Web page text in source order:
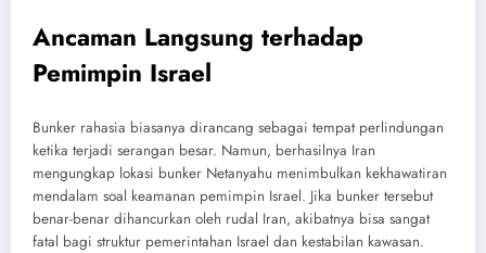
Ancaman Langsung terhadap
Pemimpin Israel
Bunker rahasia biasanya dirancang sebagai tempat perlindungan
ketika terjadi serangan besar. Namun, berhasilnya Iran
mengungkap lokasi bunker Netanyahu menimbulkan kekhawatiran
mendalam soal keamanan pemimpin Israel. Jika bunker tersebut
benar-benar dihancurkan oleh rudal Iran, akibatnya bisa sangat
fatal bagi struktur pemerintahan Israel dan kestabilan kawasan.